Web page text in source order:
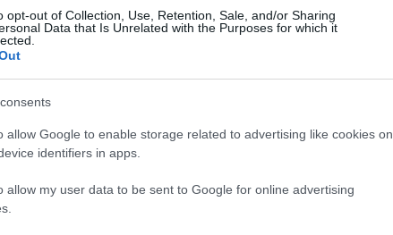
opt-out of Collection, Use, Retention, Sale, and/or Sharing
Data that Is Unrelated with the Purposes for which it
allow Google to enable storage related to advertising like cookies on
identifiers in apps.
allow my user data to be sent to Google for online advertising